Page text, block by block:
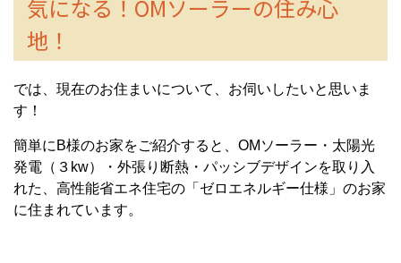
気になる！OMソーラーの住み心
地！
では、現在のお住まいについて、お伺いしたいと思いま
す！
簡単にB様のお家をご紹介すると、OMソーラー・太陽光
発電（３kw）・外張り断熱・パッシブデザインを取り入
れた、高性能省エネ住宅の「ゼロエネルギー仕様」のお家
に住まれています。